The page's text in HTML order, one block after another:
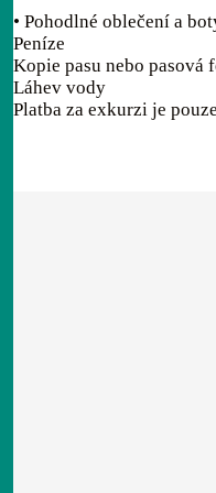
• Pohodlné oblečení a
Peníze
Kopie pasu nebo
Láhev vody
Platba za exkurzi je